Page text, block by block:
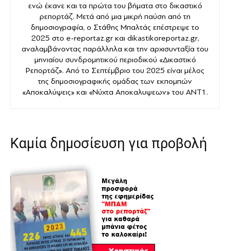
ενώ έκανε και τα πρώτα του βήματα στο δικαστικό
ρεπορτάζ. Μετά από μια μικρή παύση από τη
δημοσιογραφία, ο Στάθης Μπαλτάς επέστρεψε το
2025 στο e-reportaz.gr και dikastikoreportaz.gr,
αναλαμβάνοντας παράλληλα και την αρχισυνταξία του
μηνιαίου συνδρομητικού περιοδικού «Δικαστικό
Ρεπορτάζ». Από το Σεπτέμβριο του 2025 είναι μέλος
της δημοσιογραφικής ομάδας των εκπομπών
«Αποκαλύψεις» και «Νύχτα Αποκαλυψεων» του ANT1.
Καμία δημοσίευση για προβολή